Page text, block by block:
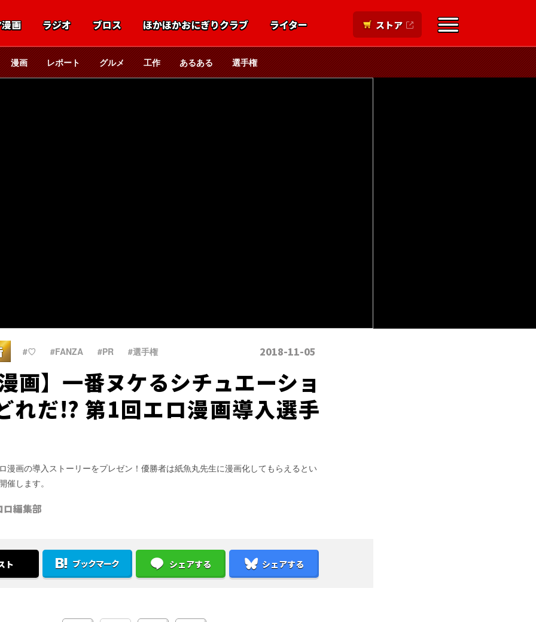
画 ラジオ ブロス ほかほかおにぎりクラブ ライター ストア
漫画 レポート グルメ 工作 あるある 選手権
#♡ #FANZA #PR #選手権 2018-11-05
画】一番ヌケるシチュエーショ
れだ!? 第1回エロ漫画導入選手
漫画の導入ストーリーをプレゼン！優勝者は紙魚丸先生に漫画化してもらえるとい
催します。
ロ編集部
ト ブックマーク シェアする シェアする